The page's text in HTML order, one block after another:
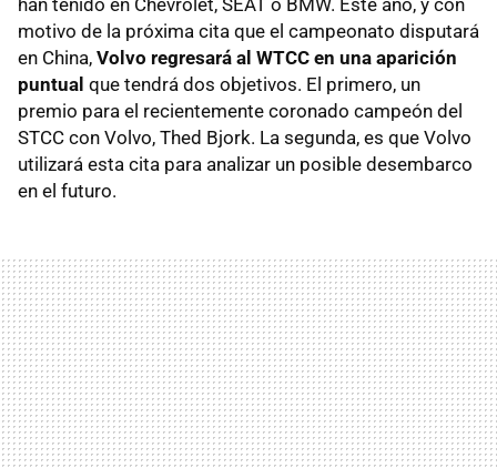
han tenido en Chevrolet, SEAT o BMW. Este año, y con
motivo de la próxima cita que el campeonato disputará
en China, Volvo regresará al WTCC en una aparición
puntual que tendrá dos objetivos. El primero, un
premio para el recientemente coronado campeón del
STCC con Volvo, Thed Bjork. La segunda, es que Volvo
utilizará esta cita para analizar un posible desembarco
en el futuro.